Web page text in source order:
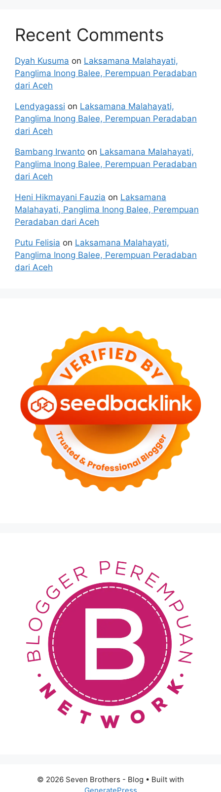
Recent Comments
Dyah Kusuma on Laksamana Malahayati,
Panglima Inong Balee, Perempuan Peradaban
dari Aceh
Lendyagassi on Laksamana Malahayati,
Panglima Inong Balee, Perempuan Peradaban
dari Aceh
Bambang Irwanto on Laksamana Malahayati,
Panglima Inong Balee, Perempuan Peradaban
dari Aceh
Heni Hikmayani Fauzia on Laksamana
Malahayati, Panglima Inong Balee, Perempuan
Peradaban dari Aceh
Putu Felisia on Laksamana Malahayati,
Panglima Inong Balee, Perempuan Peradaban
dari Aceh
© 2026 Seven Brothers - Blog • Built with